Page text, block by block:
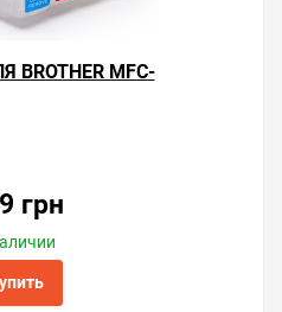
MFC-
грн